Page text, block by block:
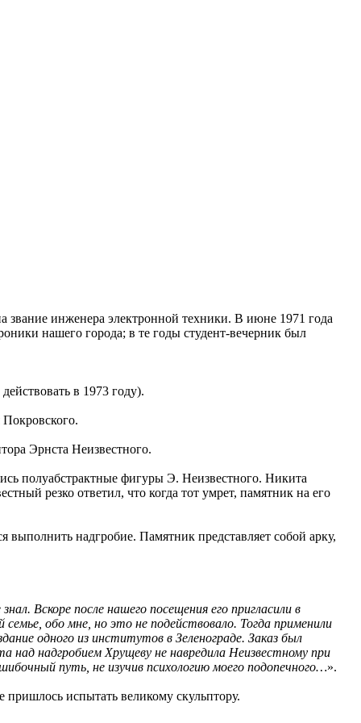
инженера электронной техники. В июне 1971 года
нашего города; в те годы студент-вечерник был
в 1973 году).
Эрнста Неизвестного.
полуабстрактные фигуры Э. Неизвестного. Никита
резко ответил, что когда тот умрет, памятник на его
надгробие. Памятник представляет собой арку,
Вскоре после нашего посещения его пригласили в
обо мне, но это не подействовало. Тогда применили
одного из институтов в Зеленограде. Заказ был
надгробием Хрущеву не навредила Неизвестному при
путь, не изучив психологию моего подопечного…».
испытать великому скульптору.